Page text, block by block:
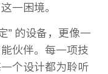
一困境。
” 的设备，更像一
伙伴。每一项技
个设计都为聆听